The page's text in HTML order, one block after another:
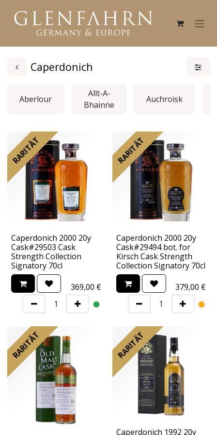
Caperdonich
Aberlour
Allt-A-
Bhainne
Auchroisk
RARITÄT
Caperdonich 2000 20y
Cask#29503 Cask
Strength Collection
Signatory 70cl
369,00 €
RARITÄT
Caperdonich 2000 20y
Cask#29494 bot. for
Kirsch Cask Strength
Collection Signatory 70cl
379,00 €
RARITÄT RARITÄT
Caperdonich 1992 20y